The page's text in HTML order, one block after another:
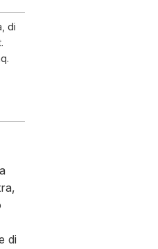
di
di